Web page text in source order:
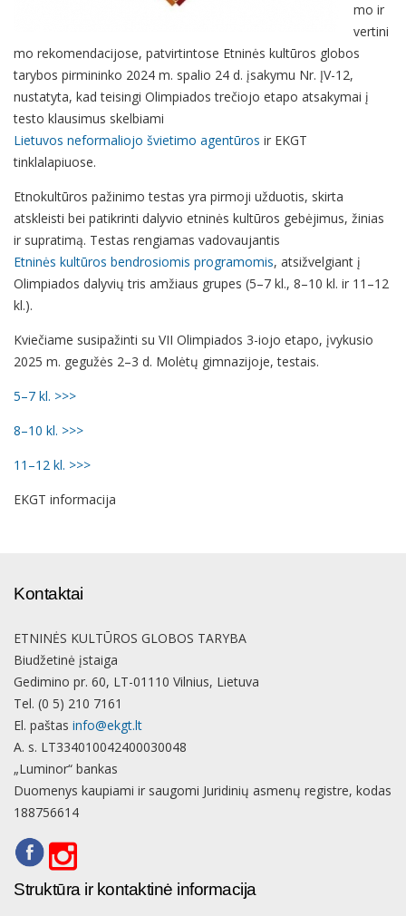
mo ir
vertini
mo rekomendacijose, patvirtintose Etninės kultūros globos
tarybos pirmininko 2024 m. spalio 24 d. įsakymu Nr. ĮV-12,
nustatyta, kad teisingi Olimpiados trečiojo etapo atsakymai į
testo klausimus skelbiami
Lietuvos neformaliojo švietimo agentūros ir EKGT
tinklalapiuose.
Etnokultūros pažinimo testas yra pirmoji užduotis, skirta
atskleisti bei patikrinti dalyvio etninės kultūros gebėjimus, žinias
ir supratimą. Testas rengiamas vadovaujantis
Etninės kultūros bendrosiomis programomis, atsižvelgiant į
Olimpiados dalyvių tris amžiaus grupes (5–7 kl., 8–10 kl. ir 11–12
kl.).
Kviečiame susipažinti su VII Olimpiados 3-iojo etapo, įvykusio
2025 m. gegužės 2–3 d. Molėtų gimnazijoje, testais.
5–7 kl. >>>
8–10 kl. >>>
11–12 kl. >>>
EKGT informacija
Kontaktai
ETNINĖS KULTŪROS GLOBOS TARYBA
Biudžetinė įstaiga
Gedimino pr. 60, LT-01110 Vilnius, Lietuva
Tel. (0 5) 210 7161
El. paštas info@ekgt.lt
A. s. LT334010042400030048
„Luminor“ bankas
Duomenys kaupiami ir saugomi Juridinių asmenų registre, kodas
188756614
Struktūra ir kontaktinė informacija